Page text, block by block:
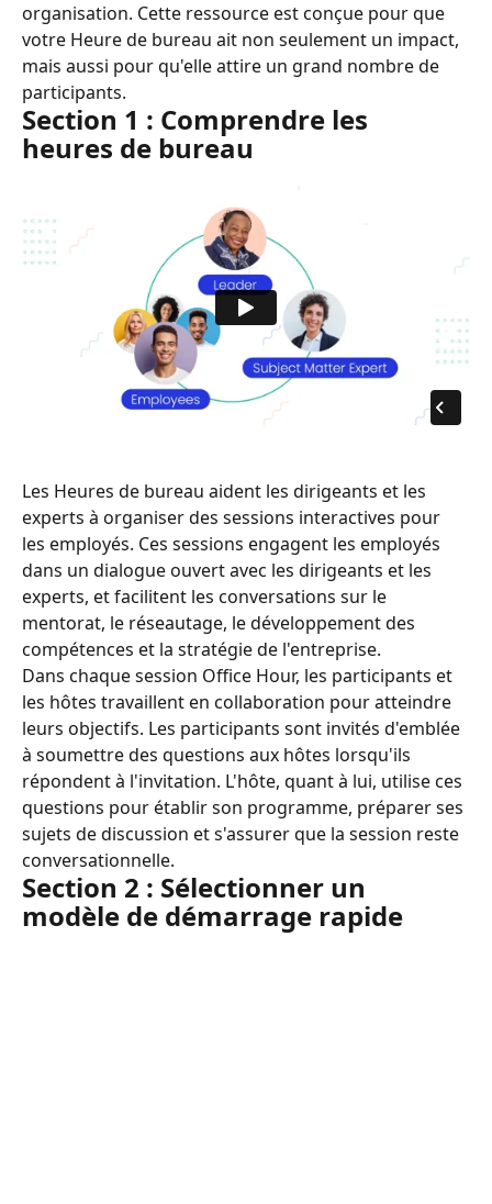
organisation. Cette ressource est conçue pour que
votre Heure de bureau ait non seulement un impact,
mais aussi pour qu'elle attire un grand nombre de
participants.
Section 1 : Comprendre les
heures de bureau
Les Heures de bureau aident les dirigeants et les
experts à organiser des sessions interactives pour
les employés. Ces sessions engagent les employés
dans un dialogue ouvert avec les dirigeants et les
experts, et facilitent les conversations sur le
mentorat, le réseautage, le développement des
compétences et la stratégie de l'entreprise.
Dans chaque session Office Hour, les participants et
les hôtes travaillent en collaboration pour atteindre
leurs objectifs. Les participants sont invités d'emblée
à soumettre des questions aux hôtes lorsqu'ils
répondent à l'invitation. L'hôte, quant à lui, utilise ces
questions pour établir son programme, préparer ses
sujets de discussion et s'assurer que la session reste
conversationnelle.
Section 2 : Sélectionner un
modèle de démarrage rapide